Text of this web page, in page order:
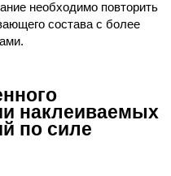
необходимо повторить
состава с более
наклеиваемых
по силе